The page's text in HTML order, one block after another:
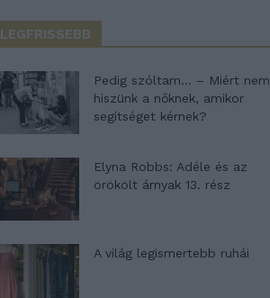
LEGFRISSEBB
Pedig szóltam… – Miért nem
hiszünk a nőknek, amikor
segítséget kérnek?
Elyna Robbs: Adéle és az
örökölt árnyak 13. rész
A világ legismertebb ruhái